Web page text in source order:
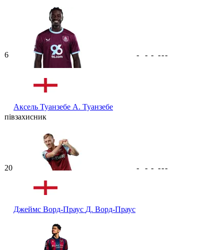
6
Аксель Туанзебе А. Туанзебе
- - - ---
півзахисник
20
Джеймс Ворд-Праус Д. Ворд-Праус
- - - ---